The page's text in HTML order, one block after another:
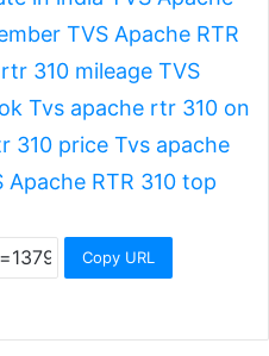
TVS Apache RTR
310 mileage TVS
Tvs apache rtr 310 on
310 price Tvs apache
Apache RTR 310 top
Copy URL